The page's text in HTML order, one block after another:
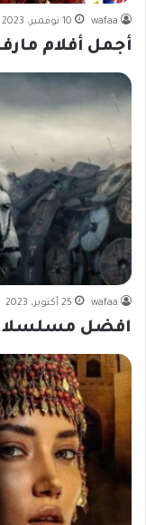
wafaa 10 نوفمبر، 2023
أجمل أفلام
wafaa 25 أكتوبر، 2023
افضل مسلسلات